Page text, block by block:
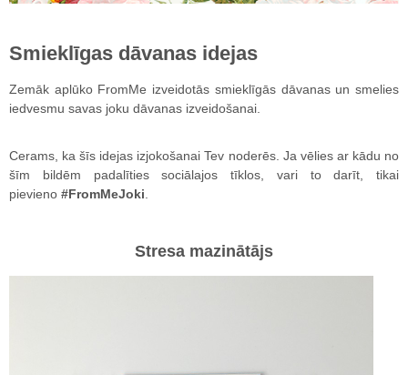
Smieklīgas dāvanas idejas
Zemāk aplūko FromMe izveidotās smieklīgās dāvanas un smelies
iedvesmu savas joku dāvanas izveidošanai.
Cerams, ka šīs idejas izjokošanai Tev noderēs. Ja vēlies ar kādu no
šīm bildēm padalīties sociālajos tīklos, vari to darīt, tikai
pievieno #FromMeJoki.
Stresa mazinātājs